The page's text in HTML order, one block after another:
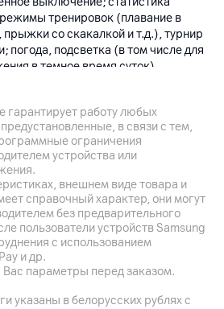
тренировок (плавание в
со скакалкой и т.д.), турнир
погода, подсветка (в том числе для
в темное время суток),
чаты и добавление в
(встряхиваний); съемка,
гироскоп, ультрафиолета,
g/n (2,4 ГГц); GPS, Beidou,
от воды (5ATM) и пыли;
гарантирует работу любых
в связи с тем,
ограничения
устройства или
внешнем виде товара и
справочный характер, они могут
без предварительного
пользователи устройств Samsung
с использованием
и др.
параметры перед заказом.
указаны в белорусских рублях с